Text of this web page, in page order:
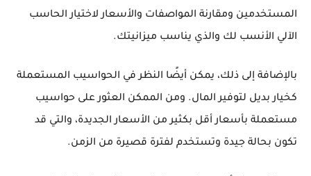
المستخدمين ومقارنة المواصفات والأسعار لاختيار الحاسب
الآلي الأنسب لك والذي يناسب ميزانيتك.
بالإضافة إلى ذلك، يمكن أيضًا النظر في الحواسيب المستعملة
كخيار بديل لتوفير المال. ومن الممكن العثور على حواسيب
مستعملة بأسعار أقل بكثير من الأسعار الجديدة، والتي قد
تكون بحالة جيدة وتستخدم لفترة قصيرة من الزمن.